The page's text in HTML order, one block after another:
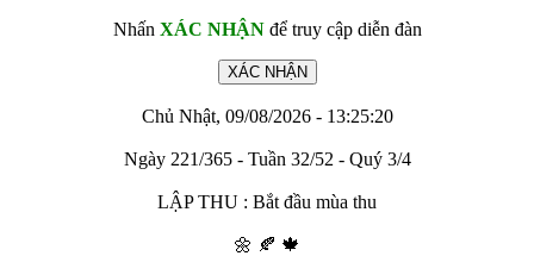
Nhấn XÁC NHẬNđể truy cập diễn đàn
Chủ Nhật, 09/08/2026 - 13:25:20
Ngày 221/365 - Tuần 32/52 - Quý 3/4
LẬP THU : Bắt đầu mùa thu
🌼 🍂 🍁